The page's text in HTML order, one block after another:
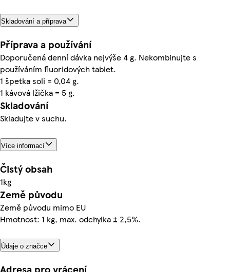
Skladování a příprava
Příprava a používání
Doporučená denní dávka nejvýše 4 g. Nekombinujte s
používáním fluoridových tablet.
1 špetka soli = 0,04 g.
1 kávová lžička = 5 g.
Skladování
Skladujte v suchu.
Více informací
Čistý obsah
1kg
Země původu
Země původu mimo EU
Hmotnost: 1 kg, max. odchylka ± 2,5%.
Údaje o značce